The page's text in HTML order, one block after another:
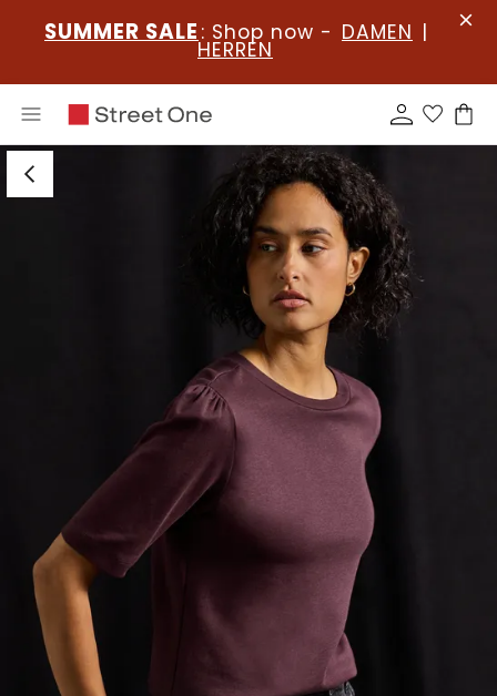
SUMMER SALE : Shop now - DAMEN |
HERREN